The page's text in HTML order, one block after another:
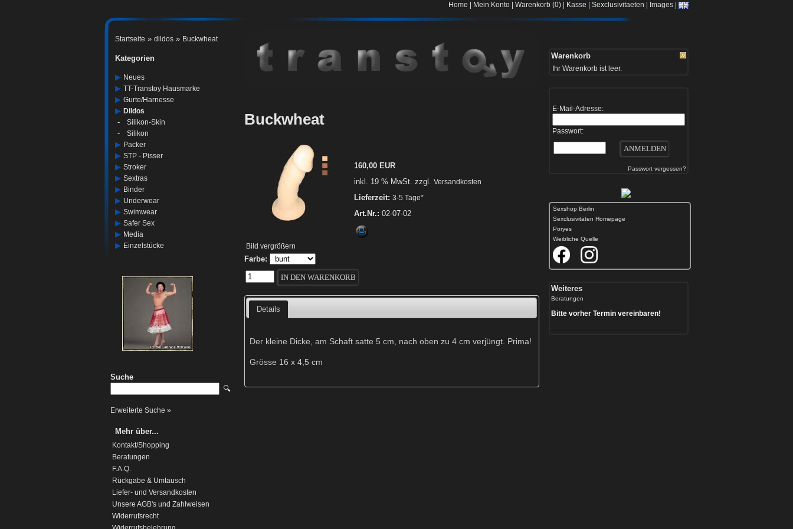
Home | Mein Konto | Warenkorb (0) | Kasse | Sexclusivitaeten | Images |
Startseite » dildos » Buckwheat
Kategorien
▶ Neues
▶ TT-Transtoy Hausmarke
▶ Gurte/harnesse
▶ Dildos
- Silikon-Skin
- Silikon
▶ Packer
▶ STP - Pisser
▶ Stroker
▶ Sextras
▶ Binder
▶ Underwear
▶ Swimwear
▶ Safer Sex
▶ Media
▶ Einzelstücke
Suche
🔍
Erweiterte Suche »
Mehr über...
Kontakt/Shopping
Beratungen
F.A.Q.
Rückgabe & Umtausch
Liefer- und Versandkosten
Unsere AGB's und Zahlweisen
Widerrufsrecht
Buckwheat
Bild vergrößern
160,00 EUR
inkl. 19 % MwSt. zzgl.
Versandkosten
Lieferzeit: 3-5 Tage*
Art.Nr.: 02-07-02
Farbe:
Details
Der kleine Dicke, am Schaft satte 5 cm, nach oben zu 4 cm verjüngt. Prima!
Grösse 16 x 4,5 cm
Warenkorb
Ihr Warenkorb ist leer.
E-Mail-Adresse:
Passwort:
Passwort vergessen?
Sexshop Berlin
Sexclusivitäten Homepage
Poryes
Weibliche Quelle
Weiteres
Beratungen
Bitte vorher Termin vereinbaren!